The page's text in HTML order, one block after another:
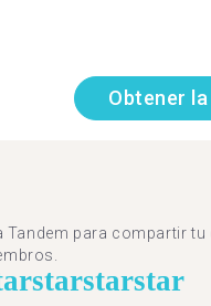
Obtener la
Tandem para compartir tu
starstarstar